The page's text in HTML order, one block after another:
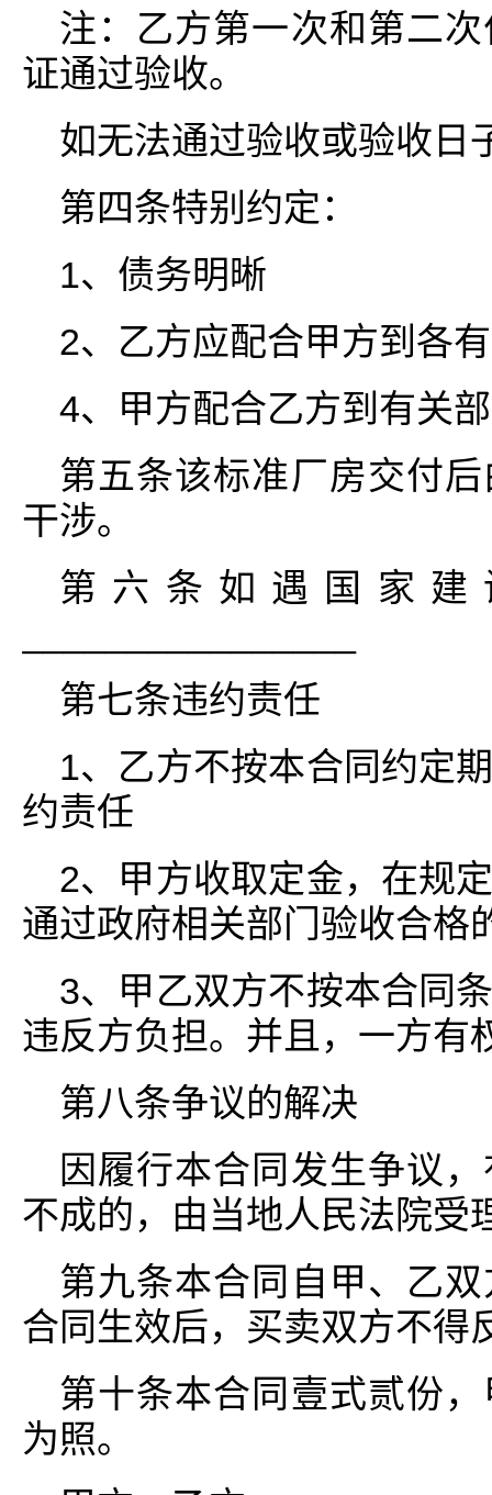
注：乙方第一次和第二
证通过验收。
如无法通过验收或验收日
第四条特别约定：
1、债务明晰
2、乙方应配合甲方到各
4、甲方配合乙方到有关
第五条该标准厂房交付
干涉。
第六条如遇国家
第七条违约责任
1、乙方不按本合同约定
约责任
2、甲方收取定金，在规
通过政府相关部门验收合格
3、甲乙双方不按本合同
违反方负担。并且，一方有
第八条争议的解决
因履行本合同发生争议
不成的，由当地人民法院受
第九条本合同自甲、乙
合同生效后，买卖双方不得
第十条本合同壹式贰份
为照。